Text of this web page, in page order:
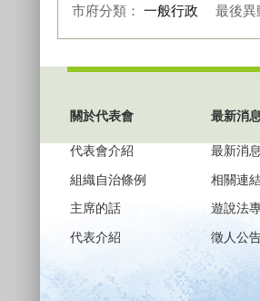
市府分類： 一般行政 最後異
關於代表會
代表會介紹
組織自治條例
主席的話
代表介紹
最新消息
最新消息
相關連
遊說法
徵人公